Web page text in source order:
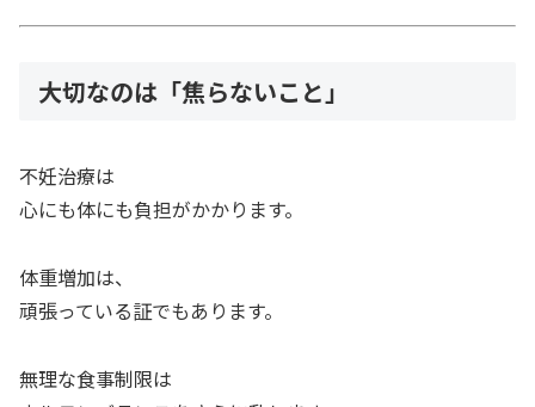
大切なのは「焦らないこと」
不妊治療は
心にも体にも負担がかかります。
体重増加は、
頑張っている証でもあります。
無理な食事制限は